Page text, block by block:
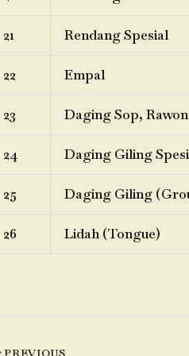
21 Rendang Spesial
22 Empal
23 Daging Sop,
24 Daging Giling
25 Daging Giling
26 Lidah (Tongue)
PREVIOUS